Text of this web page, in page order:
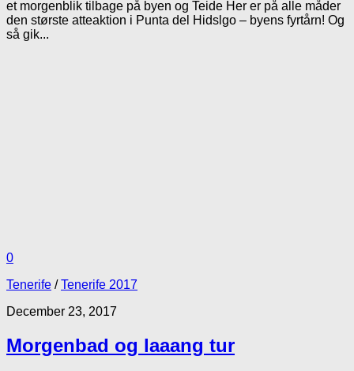
et morgenblik tilbage på byen og Teide Her er på alle måder
den største atteaktion i Punta del Hidslgo – byens fyrtårn! Og
så gik...
0
Tenerife /Tenerife 2017
December 23, 2017
Morgenbad og laaang tur